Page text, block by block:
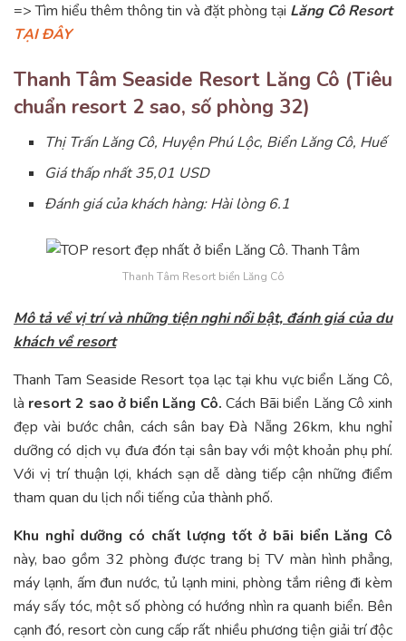
=> Tìm hiểu thêm thông tin và đặt phòng tại Lăng Cô Resort
TẠI ĐÂY
Thanh Tâm Seaside Resort Lăng Cô (Tiêu
chuẩn resort 2 sao, số phòng 32)
Thị Trấn Lăng Cô, Huyện Phú Lộc, Biển Lăng Cô, Huế
Giá thấp nhất 35,01 USD
Đánh giá của khách hàng: Hài lòng 6.1
Thanh Tâm Resort biển Lăng Cô
Mô tả về vị trí và những tiện nghi nổi bật, đánh giá của du
khách về resort
Thanh Tam Seaside Resort tọa lạc tại khu vực biển Lăng Cô,
là resort 2 sao ở biển Lăng Cô. Cách Bãi biển Lăng Cô xinh
đẹp vài bước chân, cách sân bay Đà Nẵng 26km, khu nghỉ
dưỡng có dịch vụ đưa đón tại sân bay với một khoản phụ phí.
Với vị trí thuận lợi, khách sạn dễ dàng tiếp cận những điểm
tham quan du lịch nổi tiếng của thành phố.
Khu nghỉ dưỡng có chất lượng tốt ở bãi biển Lăng Cô
này, bao gồm 32 phòng được trang bị TV màn hình phẳng,
máy lạnh, ấm đun nước, tủ lạnh mini, phòng tắm riêng đi kèm
máy sấy tóc, một số phòng có hướng nhìn ra quanh biển. Bên
cạnh đó, resort còn cung cấp rất nhiều phương tiện giải trí độc